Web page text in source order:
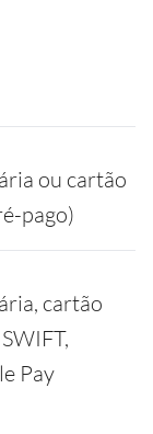
ou cartão
pago)
cartão
Pay